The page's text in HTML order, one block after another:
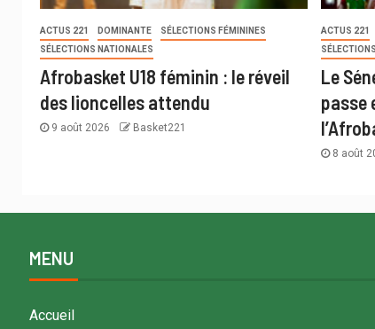
ACTUS 221 DOMINANTE
SÉLECTIONS FÉMININES
SÉLECTIONS NATIONALES
Afrobasket U18 féminin : le réveil
des lioncelles attendu
9 août 2026 Basket221
ACTUS 221
Le
passe
8 août
MENU
Accueil